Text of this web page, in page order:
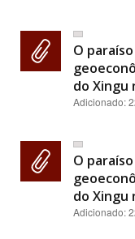
O
do Xingu
Adicionado:
O
do Xingu
Adicionado: